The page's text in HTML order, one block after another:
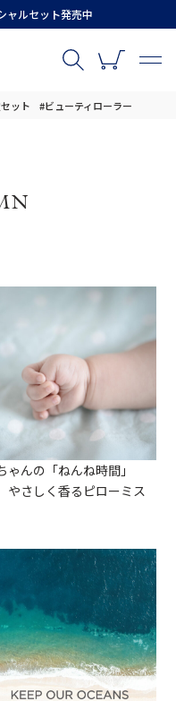
ャルセット発売中
ット #ビューティローラー
ゃんの「ねんね時間」
やさしく香るピローミス